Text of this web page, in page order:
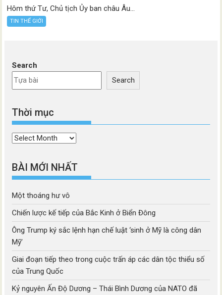
Hôm thứ Tư, Chủ tịch Ủy ban châu Âu...
TIN THẾ GIỚI
Search
Search
Thời mục
Thời
BÀI MỚI NHẤT
Một thoáng hư vô
Chiến lược kế tiếp của Bắc Kinh ở Biển Đông
Ông Trump ký sắc lệnh hạn chế luật ‘sinh ở Mỹ là công dân
Mỹ’
Giai đoạn tiếp theo trong cuộc trấn áp các dân tộc thiểu số
của Trung Quốc
Kỷ nguyên Ấn Độ Dương – Thái Bình Dương của NATO đã